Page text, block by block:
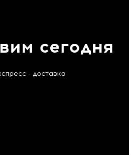
сегодня
- доставка